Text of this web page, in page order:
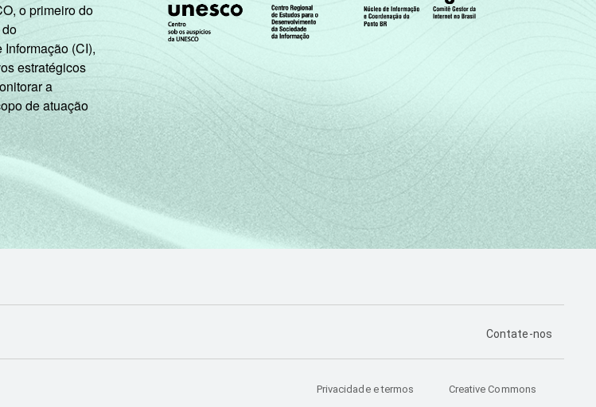
o primeiro do
(CI),
estratégicos
a
de atuação
ABA)ABA)
ABA)
EM NOVA ABA)
EM NOVA ABA)
(ABRE EM NOVA ABA)
EM NOVA ABA) PÁGINA DE
Contate-nos
Privacidade e termos Creative Commons